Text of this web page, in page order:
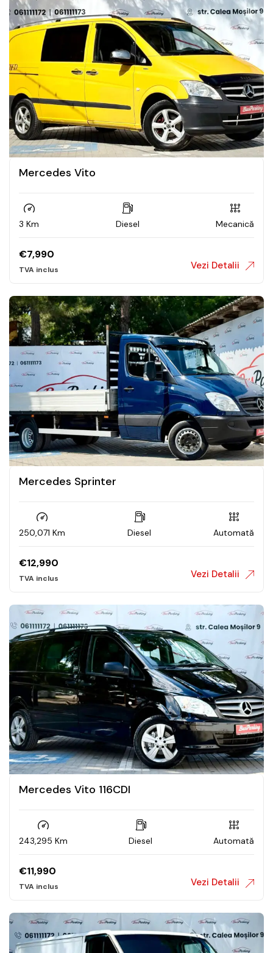
Mercedes Vito
3 Km Diesel Mecanică
€7,990
Vezi Detalii
Mercedes Sprinter
250,071 Km Diesel Automată
€12,990
Vezi Detalii
Mercedes Vito 116CDI
243,295 Km Diesel Automată
€11,990
Vezi Detalii